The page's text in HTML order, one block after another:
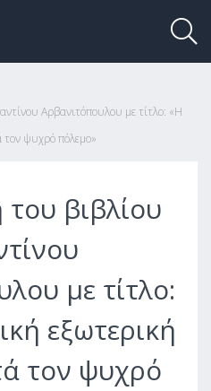
Αρβανιτόπουλου με τίτλο: «Η
τον ψυχρό πόλεμο»
βιβλίου
με τίτλο:
εξωτερική
τον ψυχρό